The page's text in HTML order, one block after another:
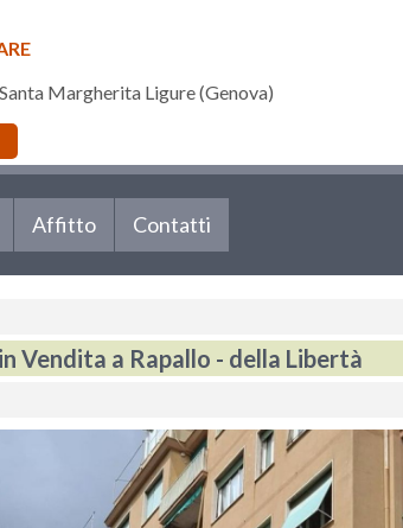
Margherita Ligure (Genova)
Affitto Contatti
Vendita a Rapallo - della Libertà